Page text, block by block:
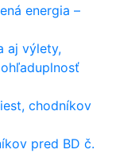
energia –
aj výlety,
chodníkov
pred BD č.